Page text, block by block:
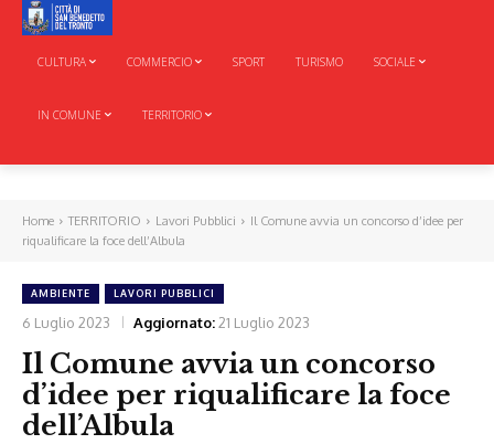
CULTURA COMMERCIO SPORT TURISMO SOCIALE
IN COMUNE TERRITORIO
Home TERRITORIO Lavori Pubblici
Il Comune avvia un concorso d’idee per
riqualificare la foce dell’Albula
AMBIENTE LAVORI PUBBLICI
6 Luglio 2023 Aggiornato: 21 Luglio 2023
Il Comune avvia un concorso
d’idee per riqualificare la foce
dell’Albula